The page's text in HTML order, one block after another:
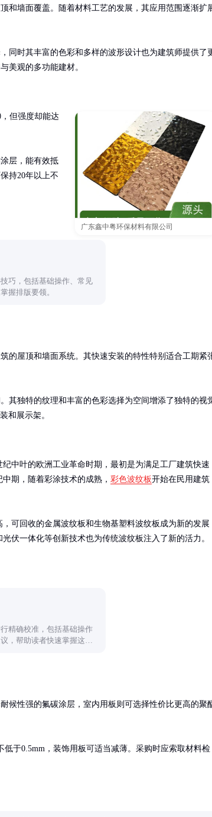
和墙面覆盖。随着材料工艺的发展，其应用范围逐渐扩
同时其丰富的色彩和多样的波形设计也为建筑师提供了
美观的多功能建材。
广东鑫中粤环保材料有限公司
但强度却能达
层，能有效抵
持20年以上不
巧，包括基础操作、常见
握排版要领。
的屋顶和墙面系统。其快速安装的特性特别适合工期紧
其独特的纹理和丰富的色彩选择为空间增添了独特的视
和展示架。
中叶的欧洲工业革命时期，最初是为满足工厂建筑快速
期，随着彩涂技术的成熟， 彩色波纹板开始在民用建筑
可回收的金属波纹板和生物基塑料波纹板成为新的发展
伏一体化等创新技术也为传统波纹板注入了新的活力。
精确校准，包括基础操作
，帮助读者快速掌握这一
候性强的氟碳涂层，室内用板则可选择性价比更高的聚
于0.5mm，装饰用板可适当减薄。采购时应索取材料检